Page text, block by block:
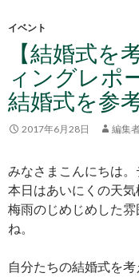
イベント
【結婚式を
ィングレポ
結婚式を参
2017年6月28日 編集
みなさまこんにちは。
本日はあいにくの天気
梅雨のじめじめした
ね。
自分たちの結婚式を